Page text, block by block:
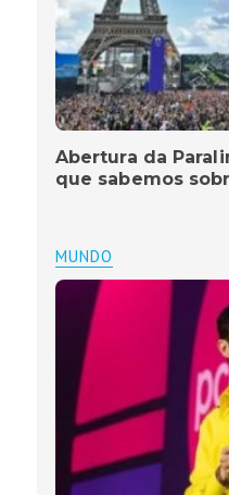
Abertura da
que sabemos
MUNDO